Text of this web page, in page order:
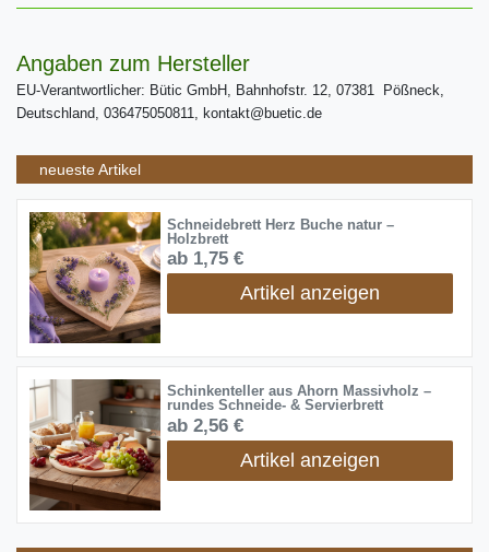
Angaben zum Hersteller
EU-Verantwortlicher: Bütic GmbH, Bahnhofstr. 12, 07381 Pößneck,
Deutschland, 036475050811, kontakt@buetic.de
neueste Artikel
Schneidebrett Herz Buche natur –
Holzbrett
ab 1,75 €
Artikel anzeigen
Schinkenteller aus Ahorn Massivholz –
rundes Schneide- & Servierbrett
ab 2,56 €
Artikel anzeigen